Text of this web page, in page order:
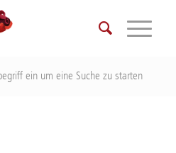
ein um eine Suche zu starten